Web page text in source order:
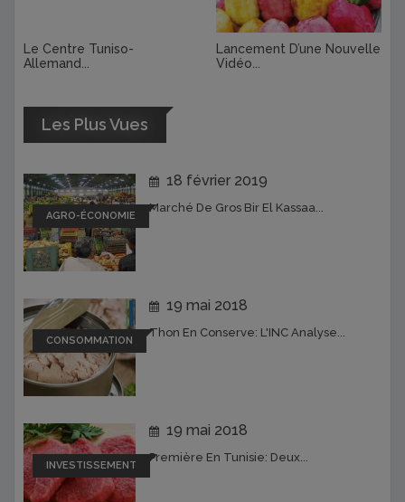
Le Centre Tuniso-
Allemand...
Lancement D’une Nouvelle
Vidéo...
Les Plus Vues
AGRO-ÉCONOMIE
18 février 2019
Marché De Gros Bir El Kassaa...
CONSOMMATION
19 mai 2018
Thon En Conserve: L'INC Analyse...
INVESTISSEMENT
19 mai 2018
Première En Tunisie: Deux...